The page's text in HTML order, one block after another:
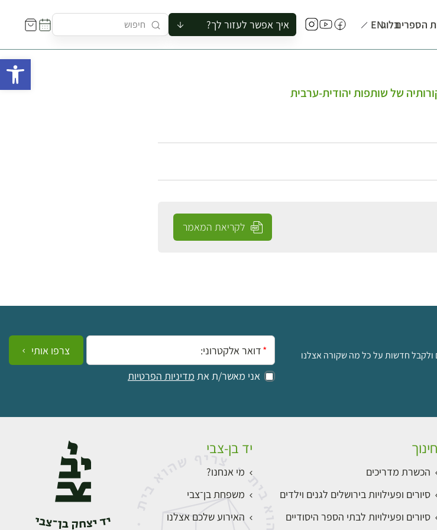
הספריםבלוגEN איך אפשר לעזור לך?
להזמין סיור לקבוצה
של שותפות יהודית-ערבית
לקריאת המאמר
ולקבל חדשות על כל מה שקורה אצלנו
אימייל:
אני מאשר/ת את מדיניות הפרטיות
צרפו אותי
חינוך
הכשרת מדריכים
סיורים ופעילויות בירושלים לגנים וילדים
סיורים ופעילויות לבתי הספר היסודיים
יד בן-צבי
מי אנחנו?
משפחת בן־צבי
האירוע שלכם אצלנו